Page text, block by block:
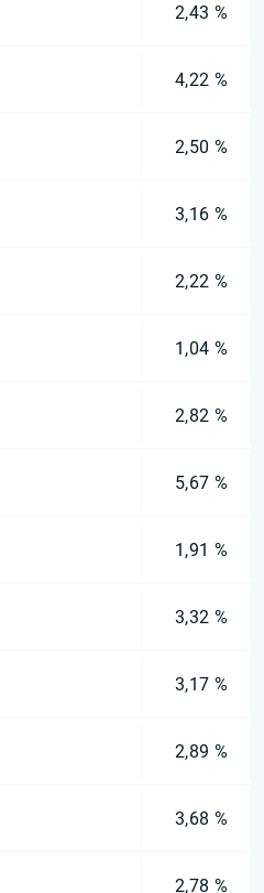
2,43 %
4,22 %
2,50 %
3,16 %
2,22 %
1,04 %
2,82 %
5,67 %
1,91 %
3,32 %
3,17 %
2,89 %
3,68 %
2,78 %